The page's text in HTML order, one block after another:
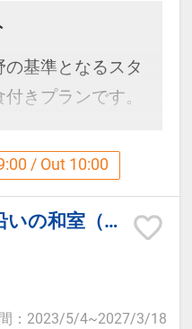
風呂『雲』『星』
22:30（60分/1
込）
（事前予約不
自慢のダイニン
ご用意しておりま
9:00（最終入場
基準となるスタ
きプランです。
を楽しむ和食会
本温泉の名湯を満
ご夫婦・カップ
など幅広いお客
プランです。
/ Out 10:00
温泉半露天風呂付 川沿いの和室（檜風呂/トイレ付/禁煙）
： 2023/5/4~2027/3/18